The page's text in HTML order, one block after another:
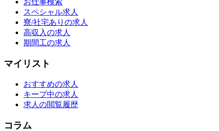
お仕事検索
スペシャル求人
寮/社宅ありの求人
高収入の求人
期間工の求人
マイリスト
おすすめの求人
キープ中の求人
求人の閲覧履歴
コラム